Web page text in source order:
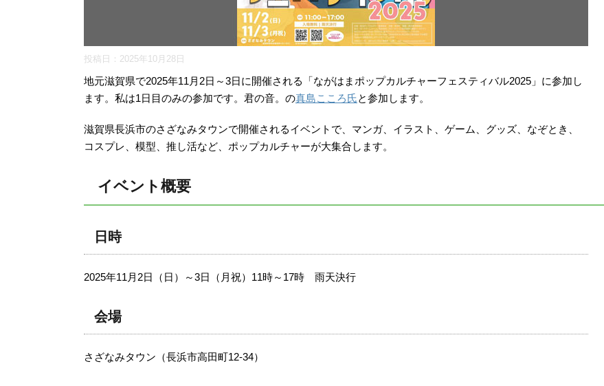
投稿日： 2025年10月28日
地元滋賀県で2025年11月2日～3日に開催される「ながはまポップカルチャーフェスティバル2025」に参加し
ます。私は1日目のみの参加です。君の音。の真島こころ氏と参加します。
滋賀県長浜市のさざなみタウンで開催されるイベントで、マンガ、イラスト、ゲーム、グッズ、なぞとき、
コスプレ、模型、推し活など、ポップカルチャーが大集合します。
イベント概要
日時
2025年11月2日（日）～3日（月祝）11時～17時 雨天決行
会場
さざなみタウン（長浜市高田町12-34）